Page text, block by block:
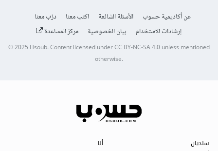
عن أكاديمية حسوب الأسئلة الشائعة اكتب معنا
درّب معنا
إرشادات الاستخدام
بيان الخصوصية مركز المساعدة
© 2025Hsoub.Content licensed underCC BY-NC-SA 4.0unless mentioned
otherwise.